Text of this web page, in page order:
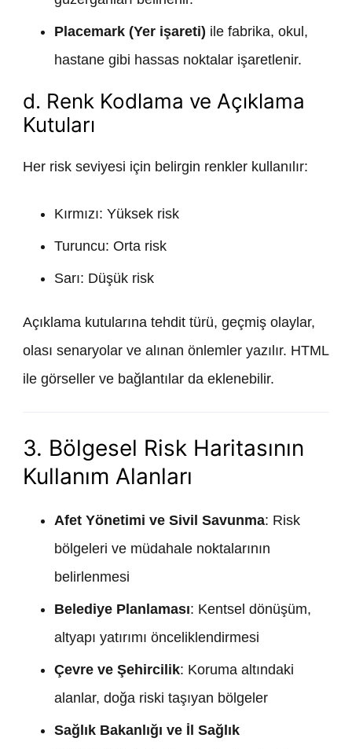
Placemark (Yer işareti) ile fabrika, okul,
hastane gibi hassas noktalar işaretlenir.
d. Renk Kodlama ve Açıklama
Kutuları
Her risk seviyesi için belirgin renkler kullanılır:
Kırmızı: Yüksek risk
Turuncu: Orta risk
Sarı: Düşük risk
Açıklama kutularına tehdit türü, geçmiş olaylar,
olası senaryolar ve alınan önlemler yazılır. HTML
ile görseller ve bağlantılar da eklenebilir.
3. Bölgesel Risk Haritasının
Kullanım Alanları
Afet Yönetimi ve Sivil Savunma: Risk
bölgeleri ve müdahale noktalarının
belirlenmesi
Belediye Planlaması: Kentsel dönüşüm,
altyapı yatırımı önceliklendirmesi
Çevre ve Şehircilik: Koruma altındaki
alanlar, doğa riski taşıyan bölgeler
Sağlık Bakanlığı ve İl Sağlık